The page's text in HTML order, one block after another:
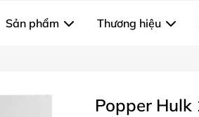
Sản phẩm Thương hiệu
Popper